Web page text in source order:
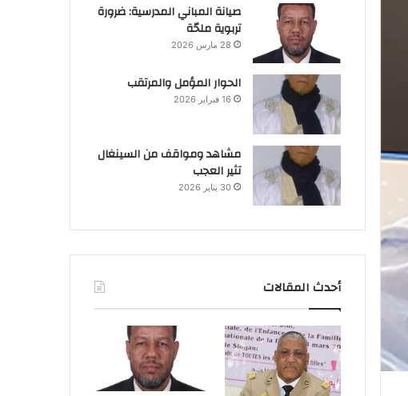
صيانة المباني المدرسية: ضرورة
تربوية ملحّة
28 مارس 2026
الحوار المؤمل والمرتقب
16 فبراير 2026
مشاهد ومواقف من السينغال
تثير العجب
30 يناير 2026
أحدث المقالات